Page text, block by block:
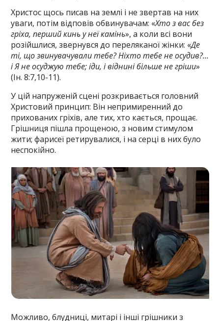
Христос щось писав на землі і не звертав на них
уваги, потім відповів обвинувачам: «Хто з вас без
гріха, перший кинь у неї камінь», а коли всі вони
розійшлися, звернувся до переляканої жінки: «Де
ті, що звинувачували тебе? Ніхто тебе не осудив?…
і Я не осуджую тебе; іди, і віднині більше не гріши»
(Ін. 8:7,10-11).
У цій напруженій сцені розкривається головний
Христовий принцип: Він непримиренний до
прихованих гріхів, але тих, хто кається, прощає.
Грішниця пішла прощеною, з новим стимулом
жити; фарисеї ретирувалися, і на серці в них було
неспокійно.
Можливо, блудниці, митарі і інші грішники з